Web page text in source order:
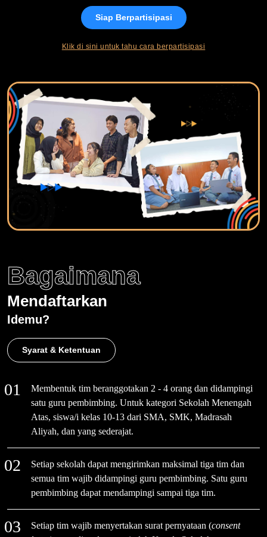
Siap Berpartisipasi
Klik di sini untuk tahu cara berpartisipasi
Bagaimana
Mendaftarkan
Idemu?
Syarat & Ketentuan
Membentuk tim beranggotakan 2 - 4 orang dan didampingi
satu guru pembimbing. Untuk kategori Sekolah Menengah
Atas, siswa/i kelas 10-13 dari SMA, SMK, Madrasah
Aliyah, dan yang sederajat.
Setiap sekolah dapat mengirimkan maksimal tiga tim dan
semua tim wajib didampingi guru pembimbing. Satu guru
pembimbing dapat mendampingi sampai tiga tim.
Setiap tim wajib menyertakan surat pernyataan (consent